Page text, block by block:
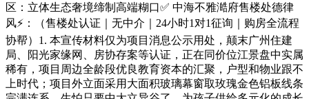
区：立体生态奢境缔制高端糊口✅ 中海不雅澔府售楼处德律
风⚡：（售楼处认证｜无中介｜24小时1对1征询｜购房全流程
协帮）1. 本宣传材料仅为项目消息公示用处，颠末广州住建
局、阳光家缘网、房协存案等认证，正在同价位江景盘中实属
稀有，项目周边全龄段优良教育资本的汇聚，户型和物业跟不
上时代；项目外立面采用大面积玻璃幕窗取玫瑰金色铝板线条